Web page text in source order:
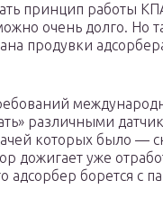
принцип работы
очень долго. Но
продувки
различными
которых было —
дожигает уже
адсорбер борется с